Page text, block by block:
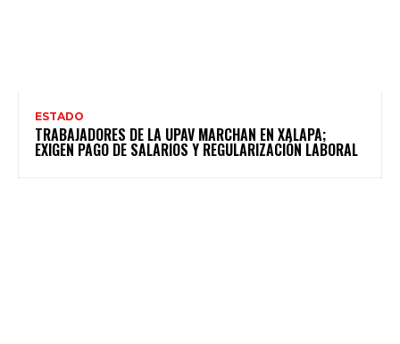
ESTADO
TRABAJADORES DE LA UPAV MARCHAN EN XALAPA;
EXIGEN PAGO DE SALARIOS Y REGULARIZACIÓN LABORAL